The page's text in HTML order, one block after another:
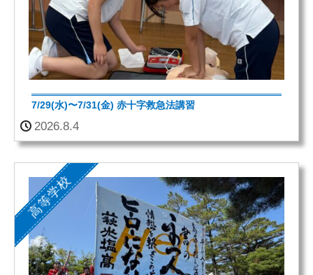
7/29(水)〜7/31(金) 赤十字救急法講習
2026.8.4
高等学校